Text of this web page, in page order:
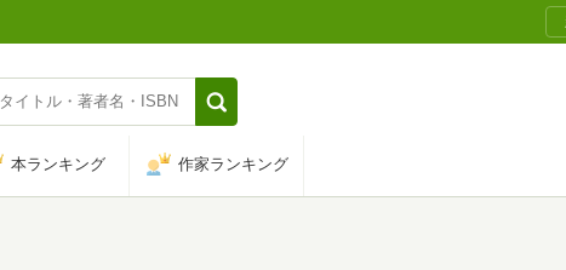
本ランキング 作家ランキング